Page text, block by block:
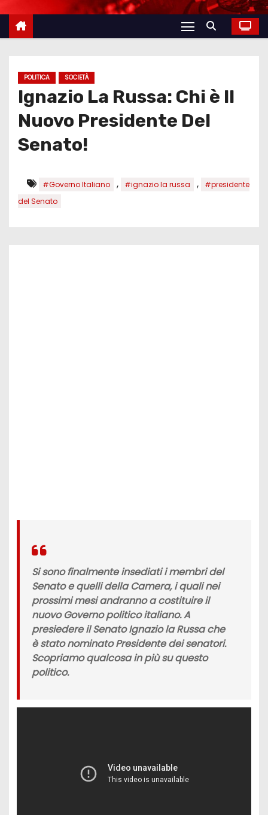
POLITICA SOCIETÀ
Ignazio La Russa: Chi è Il
Nuovo Presidente Del
Senato!
#Governo Italiano , #ignazio la russa ,
#presidente
del Senato
Si sono finalmente insediati i membri del
Senatoe quelli dellaCamera, i quali nei
prossimi mesi andranno a costituire il
nuovo Governo politico italiano. A
presiedere il SenatoIgnazio la Russache
è stato nominatoPresidente dei senatori.
Scopriamo qualcosa in più su questo
politico.